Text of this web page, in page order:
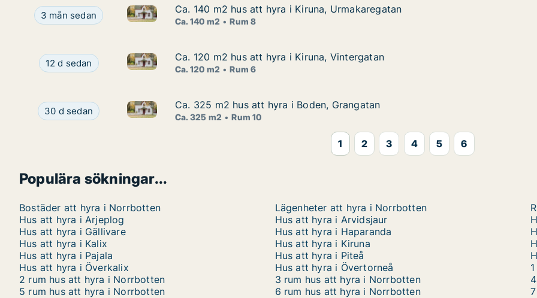
Ca. 140 m2 hus att hyra i Kiruna, Urmakaregatan
3 mån sedan Ca. 140 m2 hus att hyra i Kiruna, Urmakaregatan
Ca. 140 m2 hus att hyra i Kiruna, Urmakaregatan
Ca. 140 m2 hus att hyra i Kiruna, Urmakaregatan
Ca. 140 m2 Rum 8
Ca. 120 m2 hus att hyra i Kiruna, Vintergatan
12 d sedan Ca. 120 m2 hus att hyra i Kiruna, Vintergatan
Ca. 120 m2 hus att hyra i Kiruna, Vintergatan
Ca. 120 m2 hus att hyra i Kiruna, Vintergatan
Ca. 120 m2 Rum 6
Ca. 325 m2 hus att hyra i Boden, Grangatan
30 d sedan Ca. 325 m2 hus att hyra i Boden, Grangatan
Ca. 325 m2 hus att hyra i Boden, Grangatan
Ca. 325 m2 hus att hyra i Boden, Grangatan
Ca. 325 m2 Rum 10
1 2 3 4 5 6
Populära sökningar...
Bostäder att hyra i Norrbotten Lägenheter att hyra i Norrbotten
Hus att hyra i Arjeplog
Hus att hyra i Arvidsjaur
Hus att hyra i Gällivare
Hus att hyra i Haparanda
Hus att hyra i Kalix
Hus att hyra i Kiruna
Hus att hyra i Pajala
Hus att hyra i Piteå
Hus att hyra i Överkalix
Hus att hyra i Övertorneå
2 rum hus att hyra i Norrbotten
3 rum hus att hyra i Norrbotten
5 rum hus att hyra i Norrbotten
6 rum hus att hyra i Norrbotten